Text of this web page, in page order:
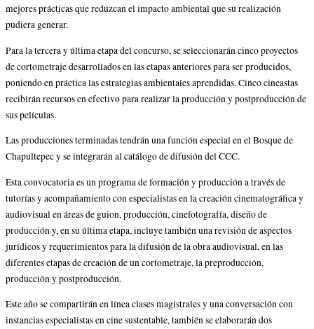
mejores prácticas que reduzcan el impacto ambiental que su realización
pudiera generar.
Para la tercera y última etapa del concurso, se seleccionarán cinco proyectos
de cortometraje desarrollados en las etapas anteriores para ser producidos,
poniendo en práctica las estrategias ambientales aprendidas. Cinco cineastas
recibirán recursos en efectivo para realizar la producción y postproducción de
sus películas.
Las producciones terminadas tendrán una función especial en el Bosque de
Chapultepec y se integrarán al catálogo de difusión del CCC.
Esta convocatoria es un programa de formación y producción a través de
tutorías y acompañamiento con especialistas en la creación cinematográfica y
audiovisual en áreas de guion, producción, cinefotografía, diseño de
producción y, en su última etapa, incluye también una revisión de aspectos
jurídicos y requerimientos para la difusión de la obra audiovisual, en las
diferentes etapas de creación de un cortometraje, la preproducción,
producción y postproducción.
Este año se compartirán en línea clases magistrales y una conversación con
instancias especialistas en cine sustentable, también se elaborarán dos